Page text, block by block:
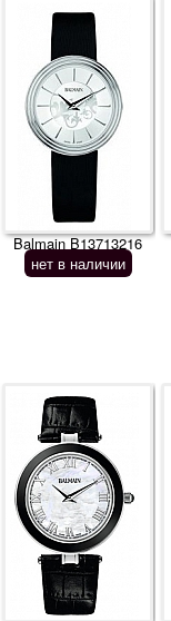
Balmain B13713216
нет в наличии